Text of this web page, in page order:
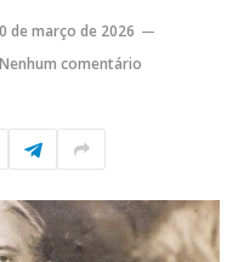
de março de 2026
Nenhum comentário